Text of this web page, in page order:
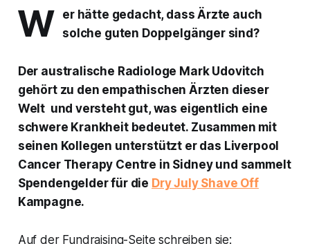
W er hätte gedacht, dass Ärzte auch
solche guten Doppelgänger sind?
Der australische Radiologe Mark Udovitch
gehört zu den empathischen Ärzten dieser
Welt und versteht gut, was eigentlich eine
schwere Krankheit bedeutet. Zusammen mit
seinen Kollegen unterstützt er das Liverpool
Cancer Therapy Centre in Sidney und sammelt
Spendengelder für die Dry July Shave Off
Kampagne.
Auf der Fundraising-Seite schreiben sie: